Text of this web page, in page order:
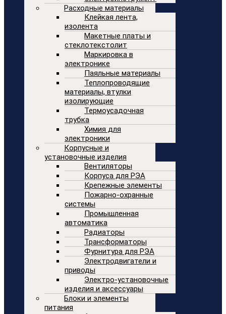
Расходные материалы
Клейкая лента,
изолента
Макетные платы и
стеклотекстолит
Маркировка в
электронике
Паяльные материалы
Теплопроводящие
материалы, втулки
изолирующие
Термоусадочная
трубка
Химия для
электроники
Корпусные и
установочные изделия
Вентиляторы
Корпуса для РЭА
Крепежные элементы
Пожарно-охранные
системы
Промышленная
автоматика
Радиаторы
Трансформаторы
Фурнитура для РЭА
Электродвигатели и
приводы
Электро-установочные
изделия и аксессуары
Блоки и элементы
питания